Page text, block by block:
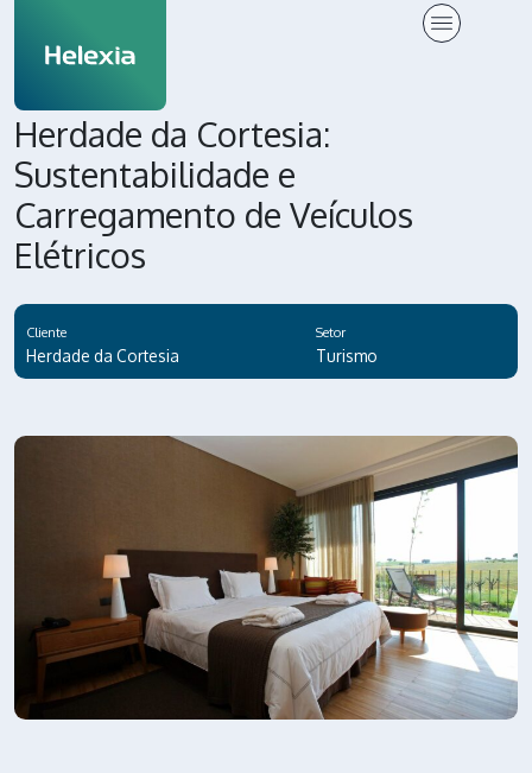
Herdade da Cortesia:
Sustentabilidade e
Carregamento de Veículos
Elétricos
Cliente
Herdade da Cortesia
Setor
Turismo